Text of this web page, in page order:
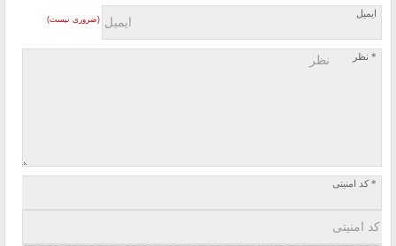
ایمیل
(ضروری نیست)
* نظر
* کد امنیتی